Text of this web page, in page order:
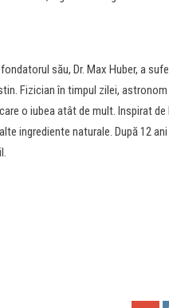
său, Dr. Max Huber, a
Fizician în timpul zilei,
o iubea atât de mult. Inspirat
ingrediente naturale. După 12